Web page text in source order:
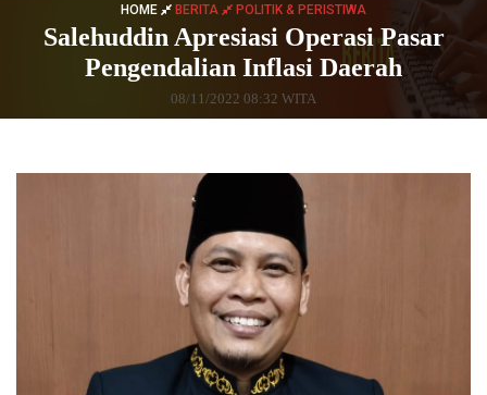
HOME BERITA POLITIK & PERISTIWA
Salehuddin Apresiasi Operasi Pasar
Pengendalian Inflasi Daerah
08/11/2022 08:32 WITA